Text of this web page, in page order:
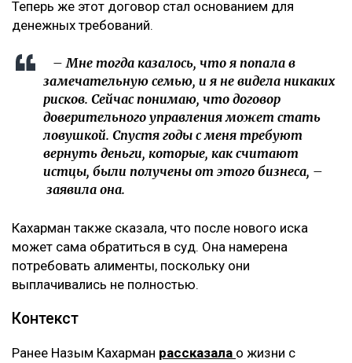
Теперь же этот договор стал основанием для
денежных требований.
– Мне тогда казалось, что я попала в
замечательную семью, и я не видела никаких
рисков. Сейчас понимаю, что договор
доверительного управления может стать
ловушкой. Спустя годы с меня требуют
вернуть деньги, которые, как считают
истцы, были получены от этого бизнеса, –
заявила она.
Кахарман также сказала, что после нового иска
может сама обратиться в суд. Она намерена
потребовать алименты, поскольку они
выплачивались не полностью.
Контекст
Ранее Назым Кахарман рассказала о жизни с